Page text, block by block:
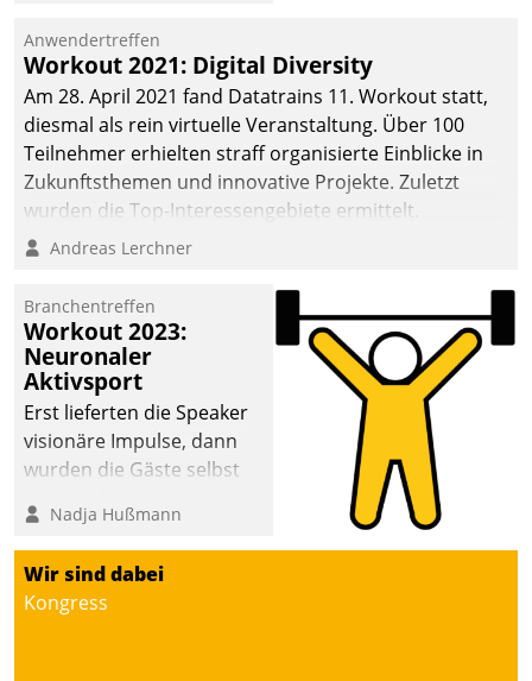
Cloud-Strategien und -
Lösungen mit hohem
Zukunftspotenzial.
Anwendertreffen
Workout 2021: Digital Diversity
Am 28. April 2021 fand Datatrains 11. Workout statt,
diesmal als rein virtuelle Veranstaltung. Über 100
Teilnehmer erhielten straff organisierte Einblicke in
Zukunftsthemen und innovative Projekte. Zuletzt
wurden die Top-Interessengebiete ermittelt.
Andreas Lerchner
Branchentreffen
Workout 2023:
Neuronaler
Aktivsport
Erst lieferten die Speaker
visionäre Impulse, dann
wurden die Gäste selbst
methodisch
Vernetzungsideen fürs
Quartier. Dazwischen
zeigte Datatrain, was es
Nadja Hußmann
Wir sind dabei
Kongress